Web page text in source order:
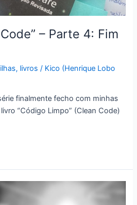
– Parte 4: Fim
, livros / Kico (Henrique Lobo
finalmente fecho com minhas
“Código Limpo” (Clean Code)